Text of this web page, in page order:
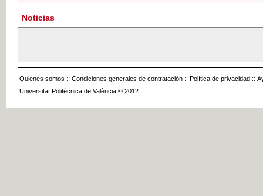
Noticias
Quienes somos :: Condiciones generales de contratación :: Política de privacidad ::
Universitat Politècnica de València © 2012